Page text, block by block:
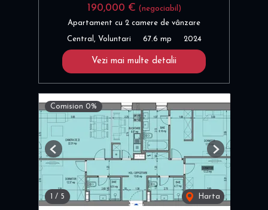
190,000 € (negociabil)
Apartament cu 2 camere de vânzare
Central, Voluntari 67.6 mp 2024
Vezi mai multe detalii
Comision 0%
1 / 5 Harta
Previous Next